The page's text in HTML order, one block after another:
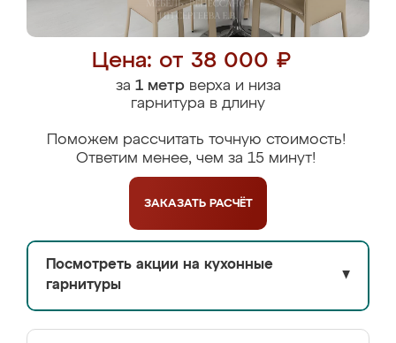
Цена: от 38 000 ₽
за 1 метрверха и низа
гарнитура в длину
Поможем рассчитать точную стоимость!
Ответим менее, чем за 15 минут!
ЗАКАЗАТЬ РАСЧЁТ
Посмотреть акции на кухонные
гарнитуры
▼